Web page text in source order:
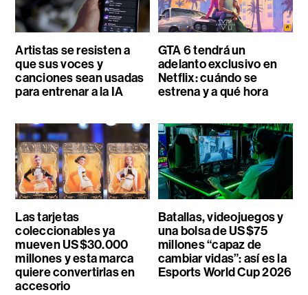
Artistas se resisten a
que sus voces y
canciones sean usadas
para entrenar a la IA
GTA 6 tendrá un
adelanto exclusivo en
Netflix: cuándo se
estrena y a qué hora
Las tarjetas
coleccionables ya
mueven US$30.000
millones y esta marca
quiere convertirlas en
accesorio
Batallas, videojuegos y
una bolsa de US$75
millones “capaz de
cambiar vidas”: así es la
Esports World Cup 2026